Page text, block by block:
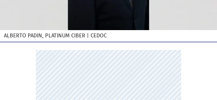
ALBERTO PADIN, PLATINUM CIBER | CEDOC